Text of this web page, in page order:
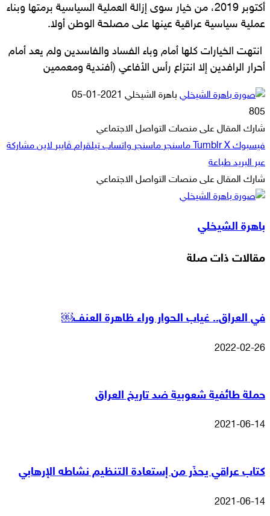
أكتوبر 2019، من خيار سوى إزالة العملية السياسية برمتها وبناء
عملية سياسية عراقية عينها على مصلحة الوطن أولا.
انتهت الخيارات كلها أمام وباء الفساد والفاسدين ولم يعد أمام
أحرار الرافدين إلا انتزاع رأس الأفاعي (أفندية ومعممين
باهرة الشيخلي أرسل
إلكترونيا
2021-01-05
805
شارك المقال على منصات التواصل الاجتماعي
فيسبوك ‫X ماسنجر ماسنجر واتساب تيلقرام ڤايبر لاين مشاركة
عبر البريد طباعة
شارك المقال على منصات التواصل الاجتماعي
فيسبوك
‫X
ماسنجر
ماسنجر
واتساب
تيلقرام
ڤايبر
لاين
مشاركة
البريد
طباعة
باهرة الشيخلي
مقالات ذات صلة
في العراق.. غياب الحوار وراء ظاهرة العنف￼
2022-02-26
حملة طائفية شعوبية ضد تاريخ العراق
2021-06-14
كتاب عراقي يحذّر من إستعادة التنظيم نشاطه الإرهابي
2021-06-14